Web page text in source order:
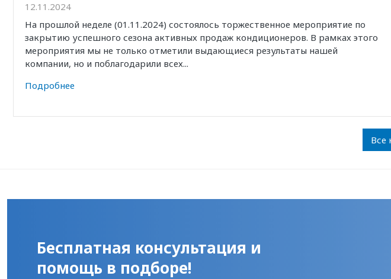
12.11.2024
На прошлой неделе (01.11.2024) состоялось торжественное мероприятие по
закрытию успешного сезона активных продаж кондиционеров. В рамках этого
мероприятия мы не только отметили выдающиеся результаты нашей
компании, но и поблагодарили всех...
Подробнее
Все
Бесплатная консультация и
помощь в подборе!